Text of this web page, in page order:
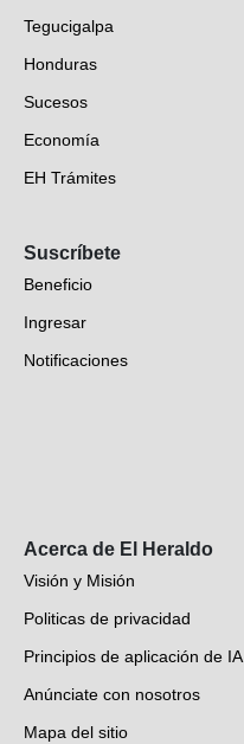
Tegucigalpa
Honduras
Sucesos
Economía
EH Trámites
EH Verifica
Fotogalerías
Deportes
Videos
Suscríbete
Beneficio
Ingresar
Notificaciones
Acerca de El Heraldo
Visión y Misión
Politicas de privacidad
Principios de aplicación de IA
Anúnciate con nosotros
Mapa del sitio